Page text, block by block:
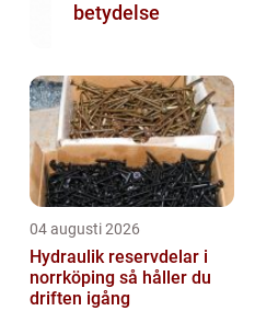
betydelse
04 augusti 2026
Hydraulik reservdelar i
norrköping så håller du
driften igång